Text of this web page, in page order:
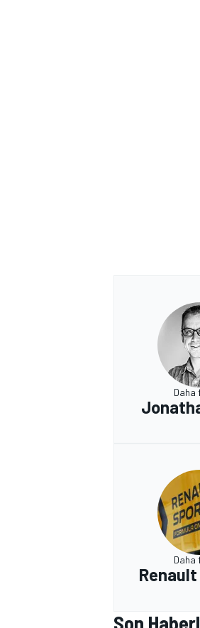
Daha
Daha
Renault
Son